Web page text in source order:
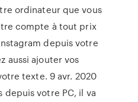
ordinateur que vous
compte à tout prix
depuis votre
aussi ajouter vos
texte. 9 avr. 2020
depuis votre PC, il va